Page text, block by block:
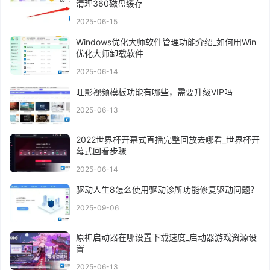
清理360磁盘缓存
2025-06-15
Windows优化大师软件管理功能介绍_如何用Win
优化大师卸载软件
2025-06-14
旺影视频模板功能有哪些，需要升级VIP吗
2025-06-13
2022世界杯开幕式直播完整回放去哪看_世界杯开
幕式回看步骤
2025-06-14
驱动人生8怎么使用驱动诊所功能修复驱动问题？
2025-09-06
原神启动器在哪设置下载速度_启动器游戏资源设
置
2025-06-13